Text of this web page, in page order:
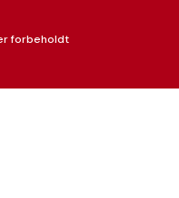
forbeholdt